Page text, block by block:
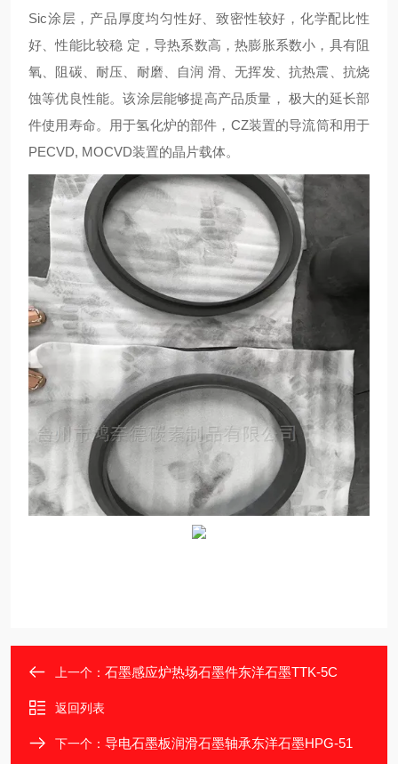
Sic涂层，产品厚度均匀性好、致密性较好，化学配比性
好、性能比较稳 定，导热系数高，热膨胀系数小，具有阻
氧、阻碳、耐压、耐磨、自润 滑、无挥发、抗热震、抗烧
蚀等优良性能。该涂层能够提高产品质量， 极大的延长部
件使用寿命。用于氢化炉的部件，CZ装置的导流筒和用于
PECVD, MOCVD装置的晶片载体。
上一个： 石墨感应炉热场石墨件东洋石墨TTK-5C
返回列表
下一个： 导电石墨板润滑石墨轴承东洋石墨HPG-51